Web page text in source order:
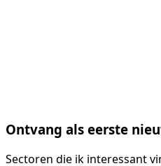
Ontvang als eerste
Sectoren die ik interessant